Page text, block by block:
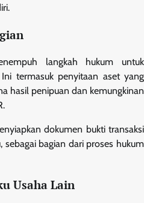
langkah hukum untuk
termasuk penyitaan aset yang
hasil penipuan dan kemungkinan
dokumen bukti transaksi
bagian dari proses hukum
Usaha Lain